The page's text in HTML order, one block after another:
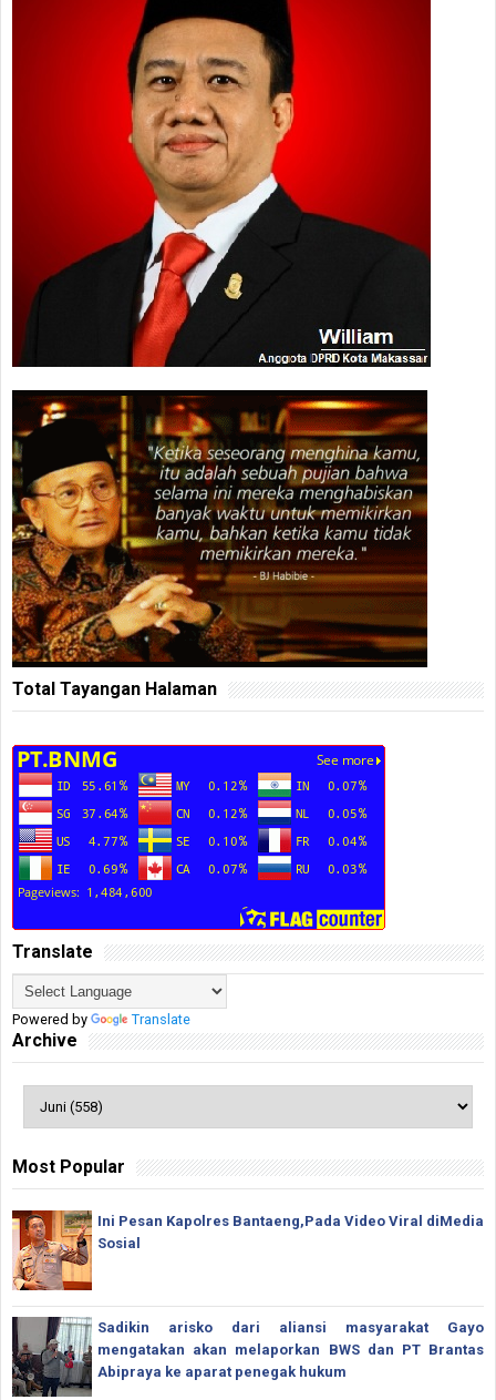
Total Tayangan Halaman
Translate
Powered by Translate
Archive
Most Popular
Ini Pesan Kapolres Bantaeng,Pada Video Viral diMedia
Sosial
Sadikin arisko dari aliansi masyarakat Gayo
mengatakan akan melaporkan BWS dan PT Brantas
Abipraya ke aparat penegak hukum